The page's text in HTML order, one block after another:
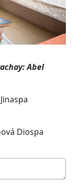
Abel
Jinaspa
Diospa